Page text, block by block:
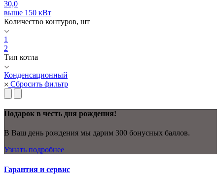
30,0
выше 150 кВт
Количество контуров, шт
1
2
Тип котла
Конденсационный
Сбросить фильтр
Подарок в честь дня рождения!
В Ваш день рождения мы дарим 300 бонусных баллов.
Узнать подробнее
Гарантия и сервис